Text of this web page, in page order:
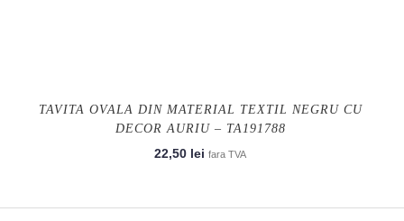
TAVITA OVALA DIN MATERIAL TEXTIL NEGRU CU
DECOR AURIU – TA191788
22,50 lei fara TVA